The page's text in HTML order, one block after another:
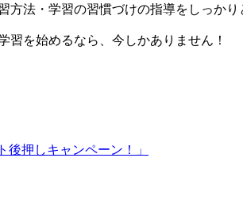
方法・学習の習慣づけの指導をしっかり
習を始めるなら、今しかありません！
後押しキャンペーン！」